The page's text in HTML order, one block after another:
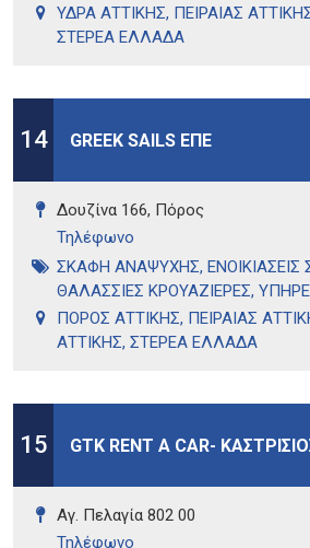
ΥΔΡΑ ΑΤΤΙΚΗΣ, ΠΕΙΡΑΙΑΣ
ΣΤΕΡΕΑ ΕΛΛΑΔΑ
14 GREEK SAILS ΕΠΕ
Δουζίνα 166, Πόρος
Τηλέφωνo
ΣΚΑΦΗ ΑΝΑΨΥΧΗΣ,
ΘΑΛΑΣΣΙΕΣ ΚΡΟΥΑΖΙΕΡΕΣ,
ΠΟΡΟΣ ΑΤΤΙΚΗΣ, ΠΕΙΡΑΙΑΣ
ΑΤΤΙΚΗΣ, ΣΤΕΡΕΑ ΕΛΛΑΔΑ
15 GTK RENT A CAR-
Αγ. Πελαγία 802 00
Τηλέφωνo